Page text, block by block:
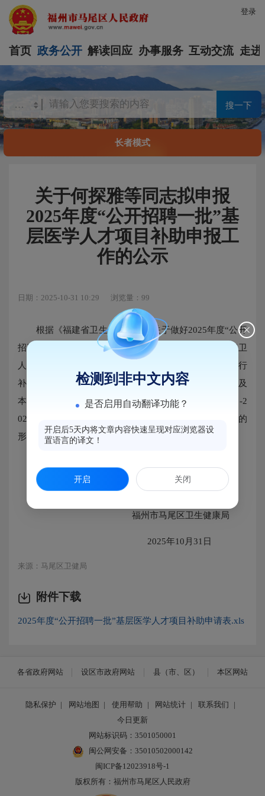
登录
首页 政务公开 解读回应 办事服务 互动交流 走进
搜一下
长者模式
关于何探雅等同志拟申报
2025年度“公开招聘一批”基
层医学人才项目补助申报工
作的公示
日期：2025-10-31 10:29 浏览量：99
根据《福建省卫生健康委员会关于做好2025年度“公开
招聘一批”基层医学人才项目补助申报工作的通知》（闽卫
人函〔2025〕933号）文件精神，我局组织各镇卫生院进行
补助申报工作，并将补助人员名单在申报人员所在单位及
本单位进行公示，公示时间5天，时间为2025年10月31日-2
025年11月4日。在此期间，欢迎群众来电、来信、来访的
形式上向本单位反映情况，发表看法和意见。
来访来电时间：正常工作时间。
福州市马尾区卫生健康局
2025年10月31日
来源：马尾区卫健局
附件下载
2025年度“公开招聘一批”基层医学人才项目补助申请表.xls
各省政府网站 设区市政府网站 县（市、区） 本区网站
隐私保护 | 网站地图 | 使用帮助 | 网站统计 | 联系我们
|
今日更新
网站标识码：3501050001
闽公网安备：35010502000142
闽ICP备12023918号-1
版权所有：福州市马尾区人民政府
检测到非中文内容
是否启用自动翻译功能？
开启后5天内将文章内容快速呈现对应浏览器设
置语言的译文！
开启 关闭